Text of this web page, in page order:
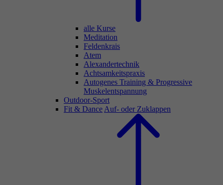
alle Kurse
Meditation
Feldenkrais
Atem
Alexandertechnik
Achtsamkeitspraxis
Autogenes Training & Progressive
Muskelentspannung
Outdoor-Sport
Fit & Dance Auf- oder Zuklappen